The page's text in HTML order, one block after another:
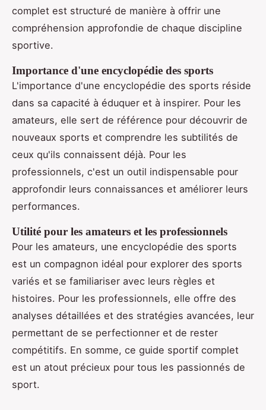
complet est structuré de manière à offrir une
compréhension approfondie de chaque discipline
sportive.
Importance d'une encyclopédie des sports
L'importance d'une encyclopédie des sports réside
dans sa capacité à éduquer et à inspirer. Pour les
amateurs, elle sert de référence pour découvrir de
nouveaux sports et comprendre les subtilités de
ceux qu'ils connaissent déjà. Pour les
professionnels, c'est un outil indispensable pour
approfondir leurs connaissances et améliorer leurs
performances.
Utilité pour les amateurs et les professionnels
Pour les amateurs, une encyclopédie des sports
est un compagnon idéal pour explorer des sports
variés et se familiariser avec leurs règles et
histoires. Pour les professionnels, elle offre des
analyses détaillées et des stratégies avancées, leur
permettant de se perfectionner et de rester
compétitifs. En somme, ce guide sportif complet
est un atout précieux pour tous les passionnés de
sport.